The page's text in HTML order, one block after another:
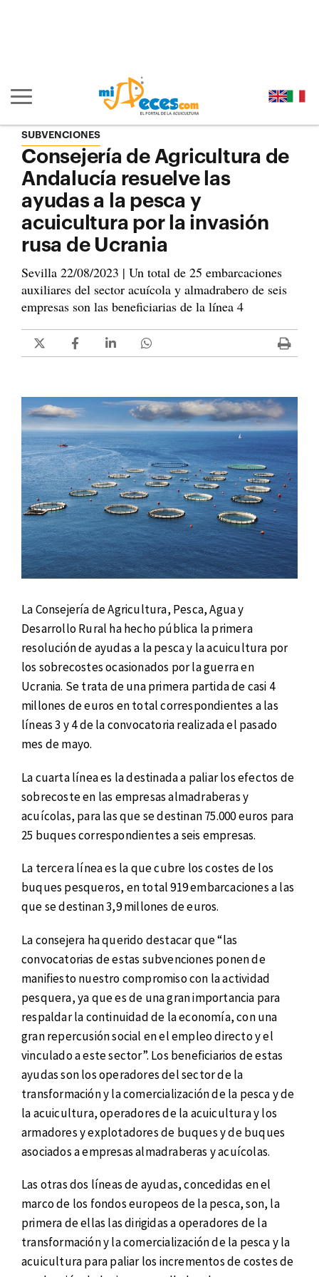
Mostrar/ocultar navegación principal
SUBVENCIONES
Consejería de Agricultura de
Andalucía resuelve las
ayudas a la pesca y
acuicultura por la invasión
rusa de Ucrania
Sevilla 22/08/2023 | Un total de 25 embarcaciones
auxiliares del sector acuícola y almadrabero de seis
empresas son las beneficiarias de la línea 4
La Consejería de Agricultura, Pesca, Agua y
Desarrollo Rural ha hecho pública la primera
resolución de ayudas a la pesca y la acuicultura por
los sobrecostes ocasionados por la guerra en
Ucrania. Se trata de una primera partida de casi 4
millones de euros en total correspondientes a las
líneas 3 y 4 de la convocatoria realizada el pasado
mes de mayo.
La cuarta línea es la destinada a paliar los efectos de
sobrecoste en las empresas almadraberas y
acuícolas, para las que se destinan 75.000 euros para
25 buques correspondientes a seis empresas.
La tercera línea es la que cubre los costes de los
buques pesqueros, en total 919 embarcaciones a las
que se destinan 3,9 millones de euros.
La consejera ha querido destacar que “las
convocatorias de estas subvenciones ponen de
manifiesto nuestro compromiso con la actividad
pesquera, ya que es de una gran importancia para
respaldar la continuidad de la economía, con una
gran repercusión social en el empleo directo y el
vinculado a este sector”. Los beneficiarios de estas
ayudas son los operadores del sector de la
transformación y la comercialización de la pesca y de
la acuicultura, operadores de la acuicultura y los
armadores y explotadores de buques y de buques
asociados a empresas almadraberas y acuícolas.
Las otras dos líneas de ayudas, concedidas en el
marco de los fondos europeos de la pesca, son, la
primera de ellas las dirigidas a operadores de la
transformación y la comercialización de la pesca y la
acuicultura para paliar los incrementos de costes de